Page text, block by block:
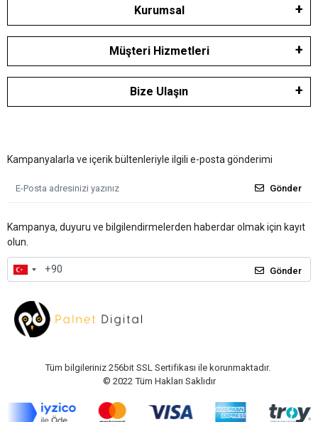
Kurumsal
Müşteri Hizmetleri
Bize Ulaşın
Kampanyalarla ve içerik bültenleriyle ilgili e-posta gönderimi
Gönder
Kampanya, duyuru ve bilgilendirmelerden haberdar olmak için kayıt
olun.
Gönder
Tüm bilgileriniz 256bit SSL Sertifikası ile korunmaktadır.
© 2022 Tüm Hakları Saklıdır